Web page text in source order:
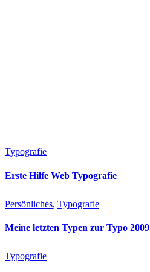
Typografie
Erste Hilfe Web Typografie
Persönliches, Typografie
Meine letzten Typen zur Typo 2009
Typografie